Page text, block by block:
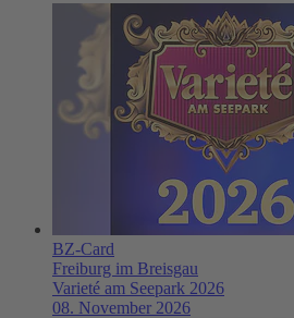
BZ-Card
Freiburg im Breisgau
Varieté am Seepark 2026
08. November 2026